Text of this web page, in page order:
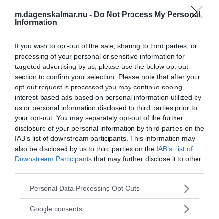
m.dagenskalmar.nu - Do Not Process My Personal
Information
If you wish to opt-out of the sale, sharing to third parties, or
processing of your personal or sensitive information for
targeted advertising by us, please use the below opt-out
section to confirm your selection. Please note that after your
opt-out request is processed you may continue seeing
interest-based ads based on personal information utilized by
us or personal information disclosed to third parties prior to
your opt-out. You may separately opt-out of the further
disclosure of your personal information by third parties on the
IAB’s list of downstream participants. This information may
also be disclosed by us to third parties on the IAB’s List of
Downstream Participants that may further disclose it to other
Please note that this website/app uses one or more Google
not limited to your visit or usage behaviour. You may click to
Personal Data Processing Opt Outs
Google consents
DEBATT: Jämlik vård kräver att vi vågar
lämna ett föråldrat system
DEBATT 06 augusti 2026 12.00
Annons:
DEBATT: Kalmar läns unga måste kunna
flytta hemifrån
DEBATT 06 augusti 2026 06.00